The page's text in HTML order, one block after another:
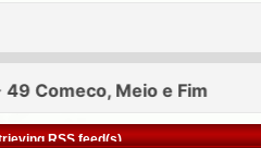
RSS feed(s)